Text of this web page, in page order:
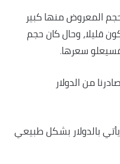
المعروض منها كبير
قليلا، وحال كان حجم
سعرها.
من الدولار
بالدولار بشكل طبيعي